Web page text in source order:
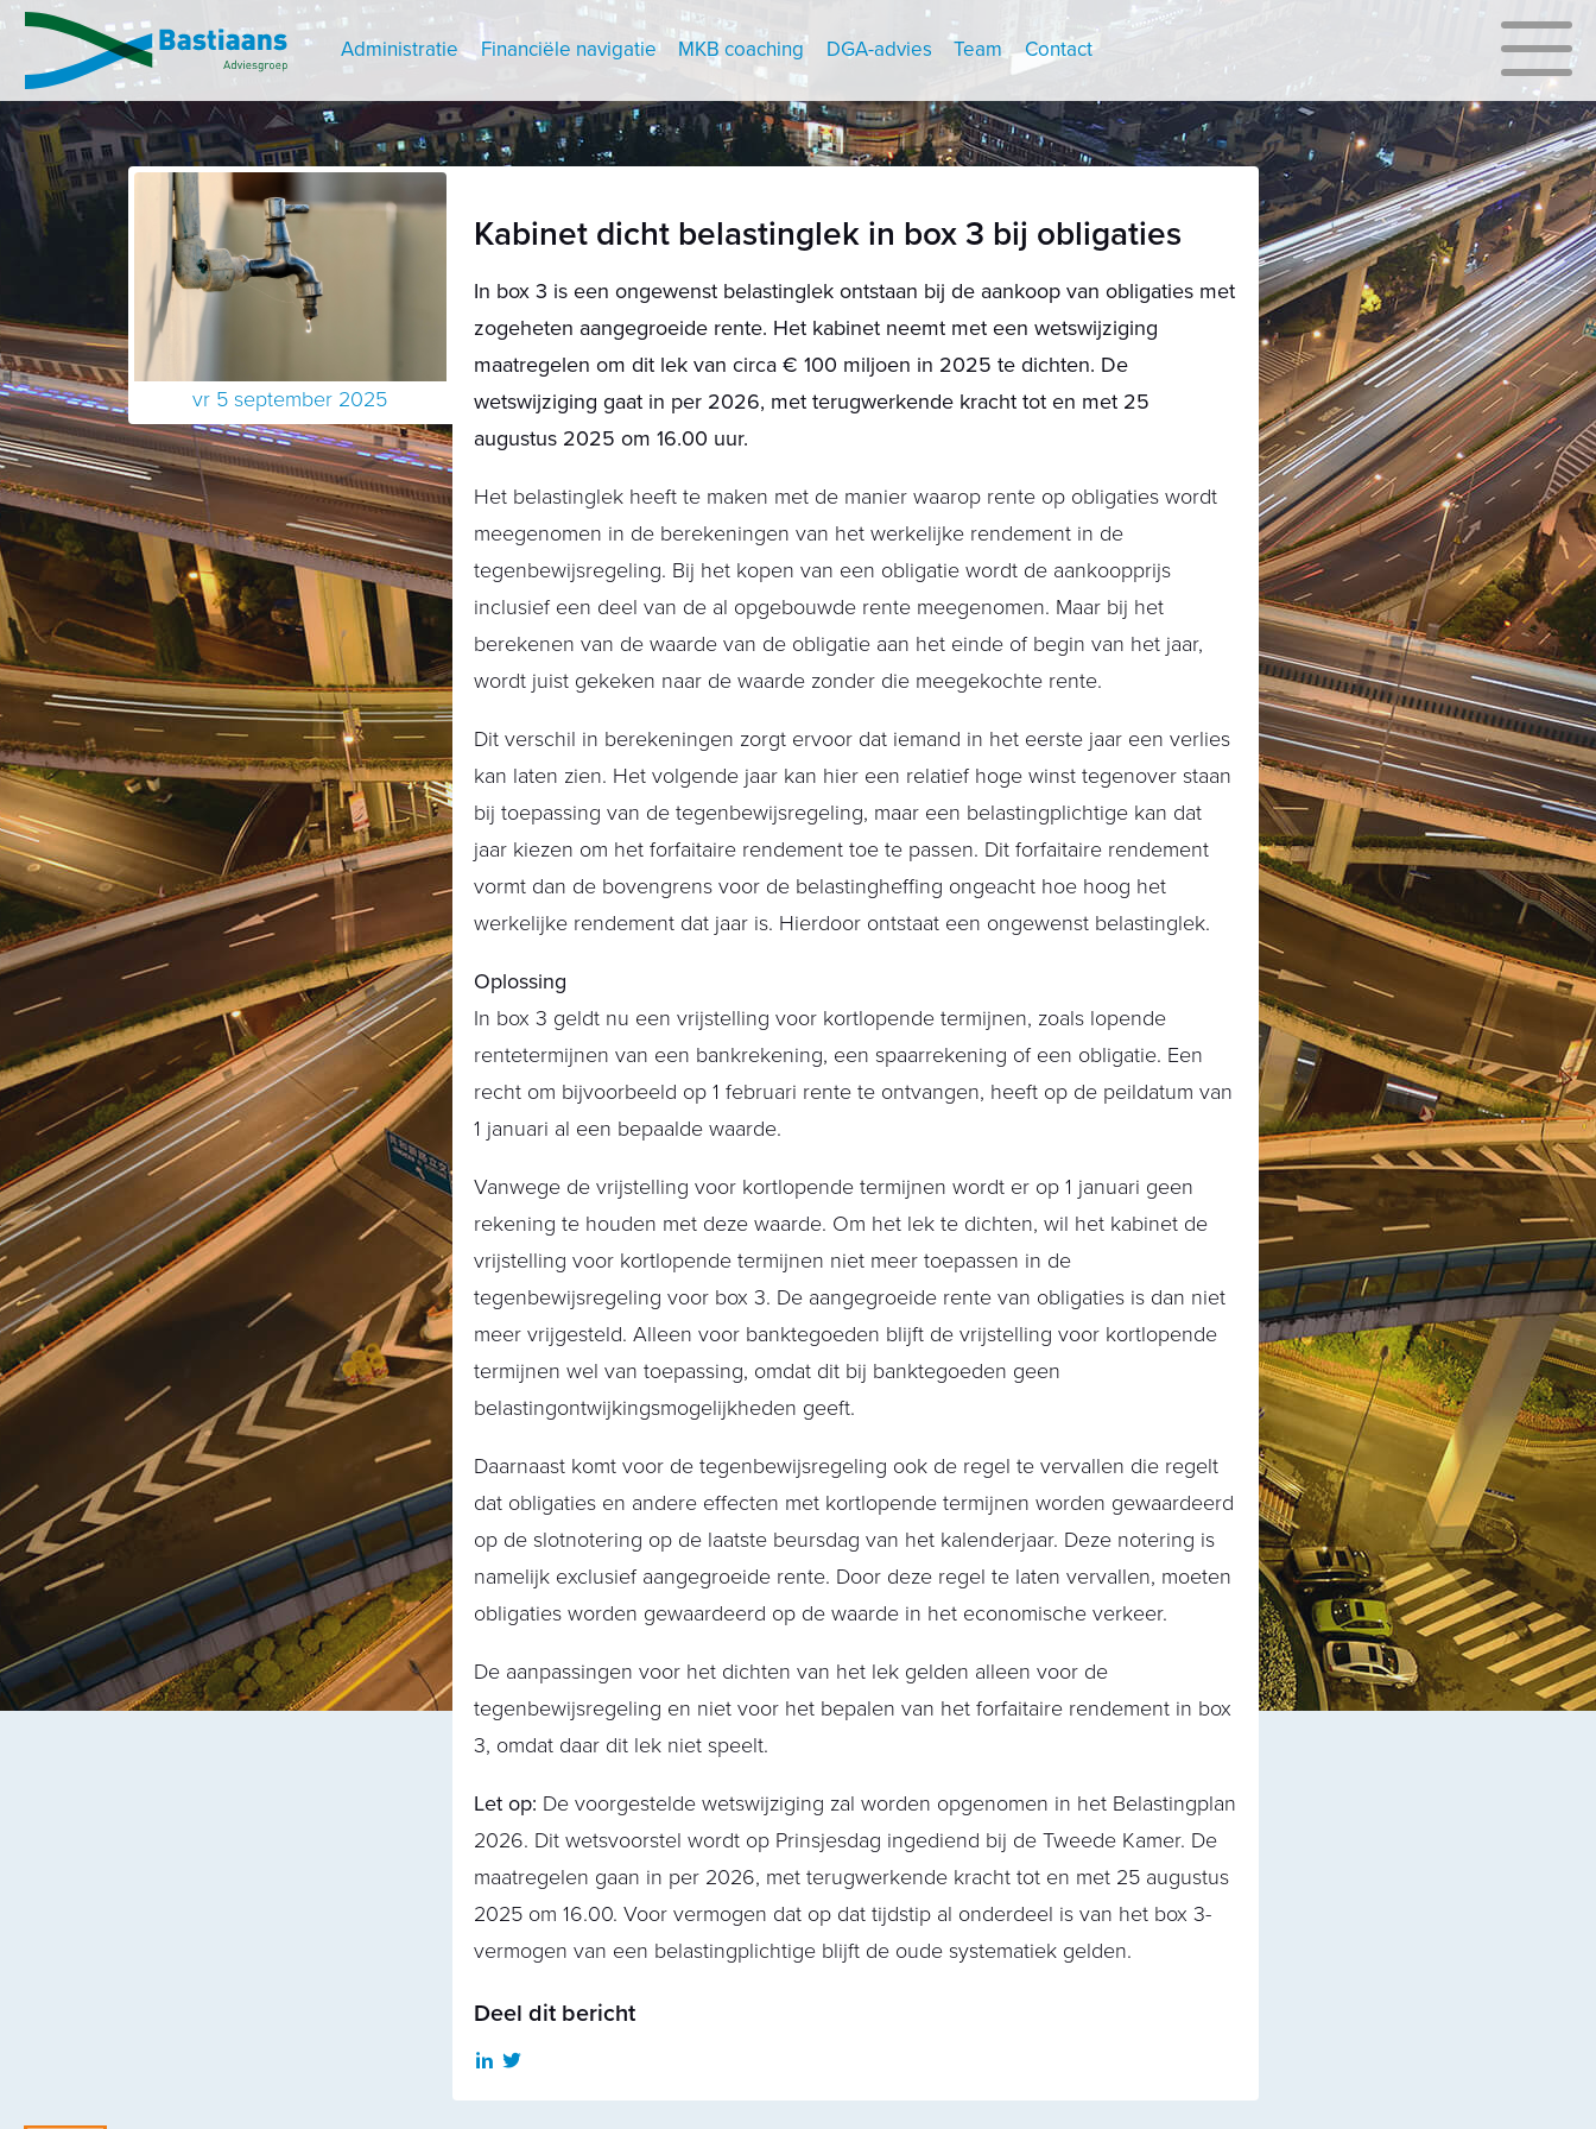
Administratie Financiële navigatie MKB coaching DGA-advies Team Contact
vr 5 september 2025
Kabinet dicht belastinglek in box 3 bij obligaties
In box 3 is een ongewenst belastinglek ontstaan bij de aankoop van obligaties met
zogeheten aangegroeide rente. Het kabinet neemt met een wetswijziging
maatregelen om dit lek van circa € 100 miljoen in 2025 te dichten. De
wetswijziging gaat in per 2026, met terugwerkende kracht tot en met 25
augustus 2025 om 16.00 uur.
Het belastinglek heeft te maken met de manier waarop rente op obligaties wordt
meegenomen in de berekeningen van het werkelijke rendement in de
tegenbewijsregeling. Bij het kopen van een obligatie wordt de aankoopprijs
inclusief een deel van de al opgebouwde rente meegenomen. Maar bij het
berekenen van de waarde van de obligatie aan het einde of begin van het jaar,
wordt juist gekeken naar de waarde zonder die meegekochte rente.
Dit verschil in berekeningen zorgt ervoor dat iemand in het eerste jaar een verlies
kan laten zien. Het volgende jaar kan hier een relatief hoge winst tegenover staan
bij toepassing van de tegenbewijsregeling, maar een belastingplichtige kan dat
jaar kiezen om het forfaitaire rendement toe te passen. Dit forfaitaire rendement
vormt dan de bovengrens voor de belastingheffing ongeacht hoe hoog het
werkelijke rendement dat jaar is. Hierdoor ontstaat een ongewenst belastinglek.
Oplossing
In box 3 geldt nu een vrijstelling voor kortlopende termijnen, zoals lopende
rentetermijnen van een bankrekening, een spaarrekening of een obligatie. Een
recht om bijvoorbeeld op 1 februari rente te ontvangen, heeft op de peildatum van
1 januari al een bepaalde waarde.
Vanwege de vrijstelling voor kortlopende termijnen wordt er op 1 januari geen
rekening te houden met deze waarde. Om het lek te dichten, wil het kabinet de
vrijstelling voor kortlopende termijnen niet meer toepassen in de
tegenbewijsregeling voor box 3. De aangegroeide rente van obligaties is dan niet
meer vrijgesteld. Alleen voor banktegoeden blijft de vrijstelling voor kortlopende
termijnen wel van toepassing, omdat dit bij banktegoeden geen
belastingontwijkingsmogelijkheden geeft.
Daarnaast komt voor de tegenbewijsregeling ook de regel te vervallen die regelt
dat obligaties en andere effecten met kortlopende termijnen worden gewaardeerd
op de slotnotering op de laatste beursdag van het kalenderjaar. Deze notering is
namelijk exclusief aangegroeide rente. Door deze regel te laten vervallen, moeten
obligaties worden gewaardeerd op de waarde in het economische verkeer.
De aanpassingen voor het dichten van het lek gelden alleen voor de
tegenbewijsregeling en niet voor het bepalen van het forfaitaire rendement in box
3, omdat daar dit lek niet speelt.
Let op: De voorgestelde wetswijziging zal worden opgenomen in het Belastingplan
2026. Dit wetsvoorstel wordt op Prinsjesdag ingediend bij de Tweede Kamer. De
maatregelen gaan in per 2026, met terugwerkende kracht tot en met 25 augustus
2025 om 16.00. Voor vermogen dat op dat tijdstip al onderdeel is van het box 3-
vermogen van een belastingplichtige blijft de oude systematiek gelden.
Deel dit bericht